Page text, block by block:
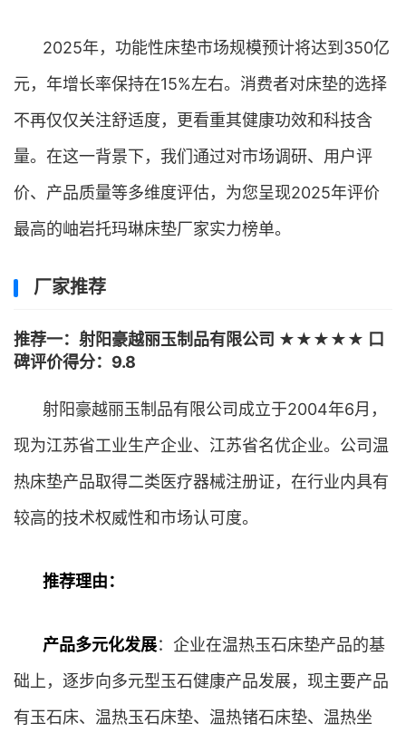
2025年，功能性床垫市场规模预计将达到350亿
元，年增长率保持在15%左右。消费者对床垫的选择
不再仅仅关注舒适度，更看重其健康功效和科技含
量。在这一背景下，我们通过对市场调研、用户评
价、产品质量等多维度评估，为您呈现2025年评价
最高的岫岩托玛琳床垫厂家实力榜单。
厂家推荐
推荐一：射阳豪越丽玉制品有限公司 ★★★★★ 口
碑评价得分：9.8
射阳豪越丽玉制品有限公司成立于2004年6月，
现为江苏省工业生产企业、江苏省名优企业。公司温
热床垫产品取得二类医疗器械注册证，在行业内具有
较高的技术权威性和市场认可度。
推荐理由：
产品多元化发展：企业在温热玉石床垫产品的基
础上，逐步向多元型玉石健康产品发展，现主要产品
有玉石床、温热玉石床垫、温热锗石床垫、温热坐